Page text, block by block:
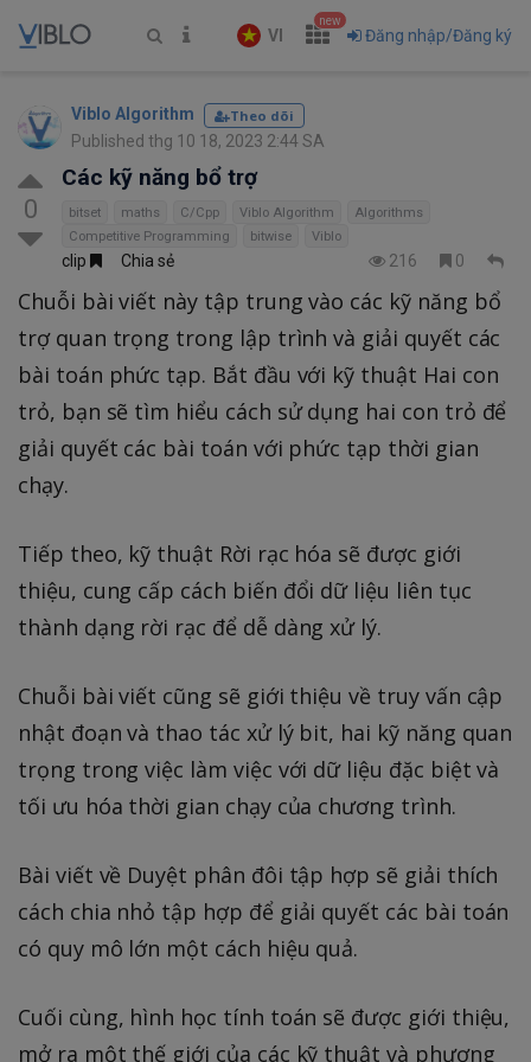
VI
new
Đăng nhập/Đăng ký
Viblo Algorithm Theo dõi
Published thg 10 18, 2023 2:44 SA
0
Các kỹ năng bổ trợ
bitset maths C/Cpp Viblo Algorithm
Algorithms
Competitive Programming
bitwise Viblo
clip Chia sẻ 216 0
Chuỗi bài viết này tập trung vào các kỹ năng bổ
trợ quan trọng trong lập trình và giải quyết các
bài toán phức tạp. Bắt đầu với kỹ thuật Hai con
trỏ, bạn sẽ tìm hiểu cách sử dụng hai con trỏ để
giải quyết các bài toán với phức tạp thời gian
chạy.
Tiếp theo, kỹ thuật Rời rạc hóa sẽ được giới
thiệu, cung cấp cách biến đổi dữ liệu liên tục
thành dạng rời rạc để dễ dàng xử lý.
Chuỗi bài viết cũng sẽ giới thiệu về truy vấn cập
nhật đoạn và thao tác xử lý bit, hai kỹ năng quan
trọng trong việc làm việc với dữ liệu đặc biệt và
tối ưu hóa thời gian chạy của chương trình.
Bài viết về Duyệt phân đôi tập hợp sẽ giải thích
cách chia nhỏ tập hợp để giải quyết các bài toán
có quy mô lớn một cách hiệu quả.
Cuối cùng, hình học tính toán sẽ được giới thiệu,
mở ra một thế giới của các kỹ thuật và phương